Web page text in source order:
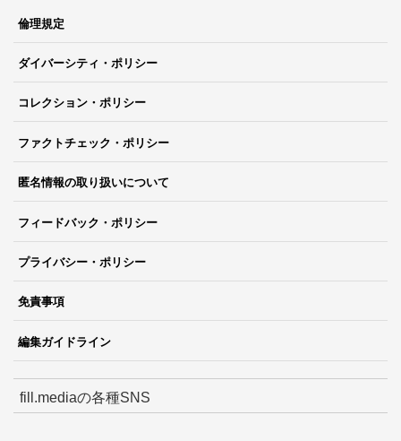
倫理規定
ダイバーシティ・ポリシー
コレクション・ポリシー
ファクトチェック・ポリシー
匿名情報の取り扱いについて
フィードバック・ポリシー
プライバシー・ポリシー
免責事項
編集ガイドライン
fill.mediaの各種SNS